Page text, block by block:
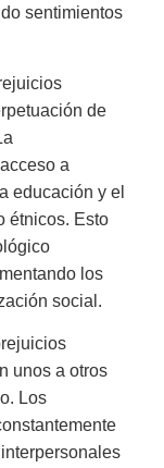
sentimientos
de
a
educación y el
étnicos. Esto
los
social.
unos a otros
Los